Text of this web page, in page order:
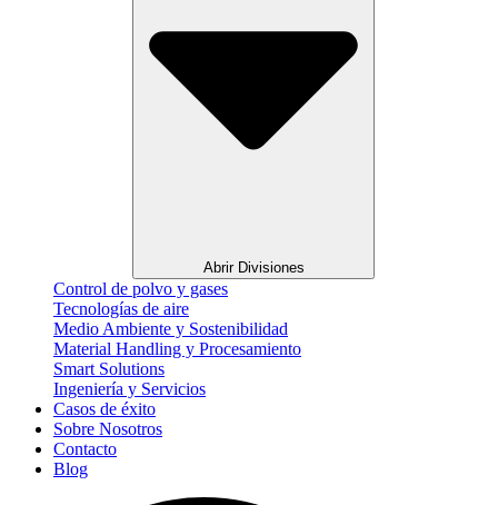
Abrir Divisiones
Control de polvo y gases
Tecnologías de aire
Medio Ambiente y Sostenibilidad
Material Handling y Procesamiento
Smart Solutions
Ingeniería y Servicios
Casos de éxito
Sobre Nosotros
Contacto
Blog